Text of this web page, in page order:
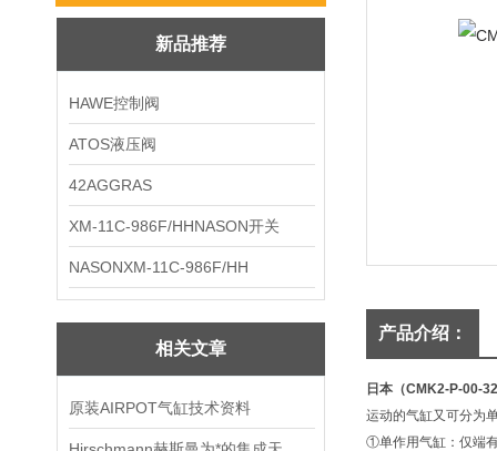
新品推荐
HAWE控制阀
ATOS液压阀
42AGGRAS
XM-11C-986F/HHNASON开关
NASONXM-11C-986F/HH
相关文章
原装AIRPOT气缸技术资料
产品介绍：
日本（CMK2-P-00-
运动的气缸又可分为
①单作用气缸：仅端